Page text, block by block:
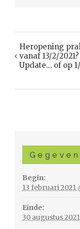
Evenement
Navigatie
Heropening
vanaf 13/2/2021?
Update… of op 1/
Begin:
13 februari 2021
Einde:
30 augustus 2021